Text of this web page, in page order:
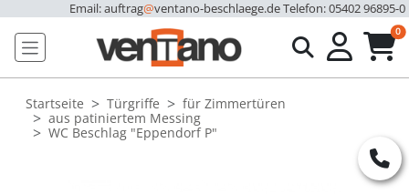
Email: auftrag@ventano-beschlaege.deTelefon: 05402 96895-0
0
Startseite Türgriffe
für Zimmertüren
aus patiniertem Messing
WC Beschlag "Eppendorf P"